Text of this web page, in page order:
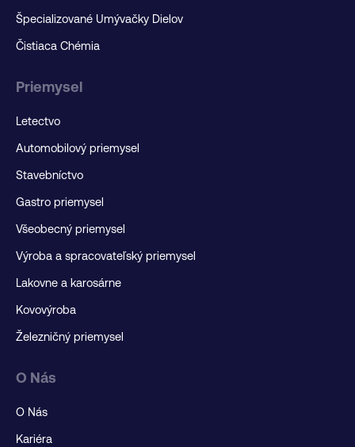
Špecializované Umývačky Dielov
Čistiaca Chémia
Priemysel
Letectvo
Automobilový priemysel
Stavebníctvo
Gastro priemysel
Všeobecný priemysel
Výroba a spracovateľský priemysel
Lakovne a karosárne
Kovovýroba
Železničný priemysel
O Nás
O Nás
Kariéra